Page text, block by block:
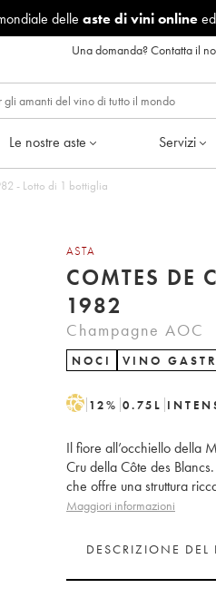
delle aste di vini onlineed
Una domanda?Contatta il
Le nostre aste Servizi
- Lotto di 1 bottiglia
ASTA
COMTES DE
1982
Champagne AOC
NOCI VINO
H 12% 0.75 L
Il fiore all’occhiello della
Cru della Côte des
che offre una struttura
Maggiori informazioni
DESCRIZIONE DEL